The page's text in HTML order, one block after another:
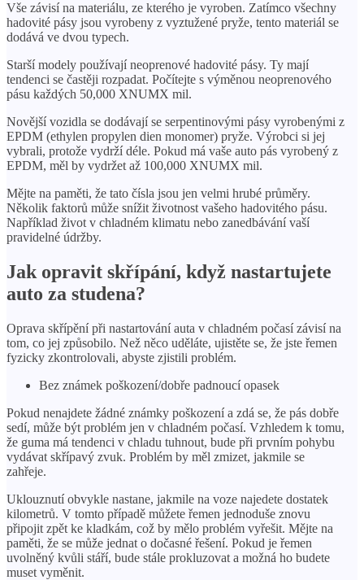
Vše závisí na materiálu, ze kterého je vyroben. Zatímco všechny
hadovité pásy jsou vyrobeny z vyztužené pryže, tento materiál se
dodává ve dvou typech.
Starší modely používají neoprenové hadovité pásy. Ty mají
tendenci se častěji rozpadat. Počítejte s výměnou neoprenového
pásu každých 50,000 XNUMX mil.
Novější vozidla se dodávají se serpentinovými pásy vyrobenými z
EPDM (ethylen propylen dien monomer) pryže. Výrobci si jej
vybrali, protože vydrží déle. Pokud má vaše auto pás vyrobený z
EPDM, měl by vydržet až 100,000 XNUMX mil.
Mějte na paměti, že tato čísla jsou jen velmi hrubé průměry.
Několik faktorů může snížit životnost vašeho hadovitého pásu.
Například život v chladném klimatu nebo zanedbávání vaší
pravidelné údržby.
Jak opravit skřípání, když nastartujete
auto za studena?
Oprava skřípění při nastartování auta v chladném počasí závisí na
tom, co jej způsobilo. Než něco uděláte, ujistěte se, že jste řemen
fyzicky zkontrolovali, abyste zjistili problém.
Bez známek poškození/dobře padnoucí opasek
Pokud nenajdete žádné známky poškození a zdá se, že pás dobře
sedí, může být problém jen v chladném počasí. Vzhledem k tomu,
že guma má tendenci v chladu tuhnout, bude při prvním pohybu
vydávat skřípavý zvuk. Problém by měl zmizet, jakmile se
zahřeje.
Uklouznutí obvykle nastane, jakmile na voze najedete dostatek
kilometrů. V tomto případě můžete řemen jednoduše znovu
připojit zpět ke kladkám, což by mělo problém vyřešit. Mějte na
paměti, že se může jednat o dočasné řešení. Pokud je řemen
uvolněný kvůli stáří, bude stále prokluzovat a možná ho budete
muset vyměnit.